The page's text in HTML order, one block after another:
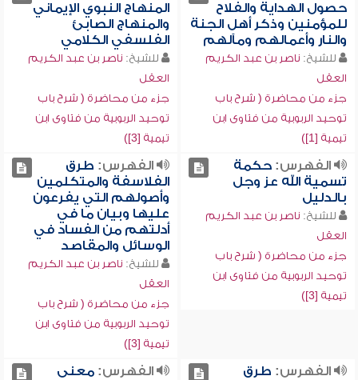
حصول الهداية والفلاح
للمؤمنين وذكر أهل الجنة
والنار وأعمالهم ومآلهم
للشيخ: ناصر بن عبد الكريم
العقل
جزء من محاضرة ( شرح باب
توحيد الربوبية من فتاوى ابن
تيمية [1])
المنهاج النبوي الإيماني
والمنهاج الصابئ
الفلسفي الكلامي
للشيخ: ناصر بن عبد الكريم
العقل
جزء من محاضرة ( شرح باب
توحيد الربوبية من فتاوى ابن
تيمية [3])
الفهرس:حكمة
تسمية الله عز وجل
بالدليل
للشيخ: ناصر بن عبد الكريم
العقل
جزء من محاضرة ( شرح باب
توحيد الربوبية من فتاوى ابن
تيمية [3])
الفهرس: طرق
الفلاسفة والمتكلمين
وأصولهم التي يفرعون
عليها وبيان ما في
أدلتهم من الفساد في
الوسائل والمقاصد
للشيخ: ناصر بن عبد الكريم
العقل
جزء من محاضرة ( شرح باب
توحيد الربوبية من فتاوى ابن
تيمية [3])
الفهرس: طرق الفهرس:معنى